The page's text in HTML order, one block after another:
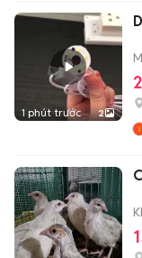
1 phút trước 2